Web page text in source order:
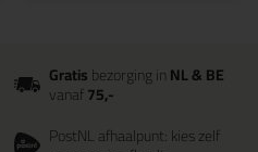
Gratisbezorging inNL & BE
vanaf75,-
PostNL afhaalpunt: kies zelf